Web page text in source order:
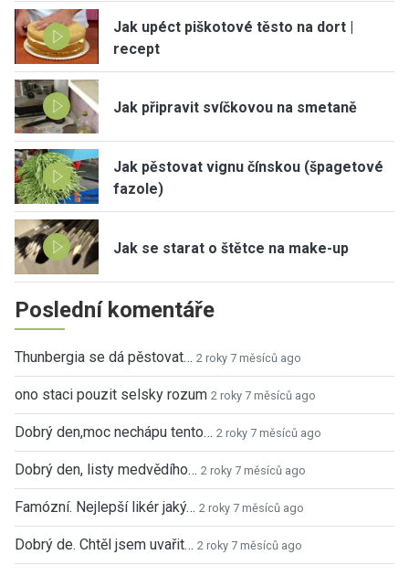
Jak upéct piškotové těsto na dort |
recept
Jak připravit svíčkovou na smetaně
Jak pěstovat vignu čínskou (špagetové
fazole)
Jak se starat o štětce na make-up
Poslední komentáře
Thunbergia se dá pěstovat… 2 roky 7 měsíců ago
ono staci pouzit selsky rozum 2 roky 7 měsíců ago
Dobrý den,moc nechápu tento… 2 roky 7 měsíců ago
Dobrý den, listy medvědího… 2 roky 7 měsíců ago
Famózní. Nejlepší likér jaký… 2 roky 7 měsíců ago
Dobrý de. Chtěl jsem uvařit… 2 roky 7 měsíců ago